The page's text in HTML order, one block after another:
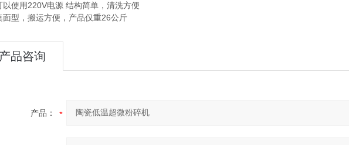
用220V电源 结构简单，清洗方便
，搬运方便，产品仅重26公斤
产品咨询
产品：